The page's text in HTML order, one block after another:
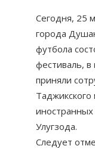
Сегодня, 25
города
футбола
фестиваль, в
приняли
Улугзода.
Следует